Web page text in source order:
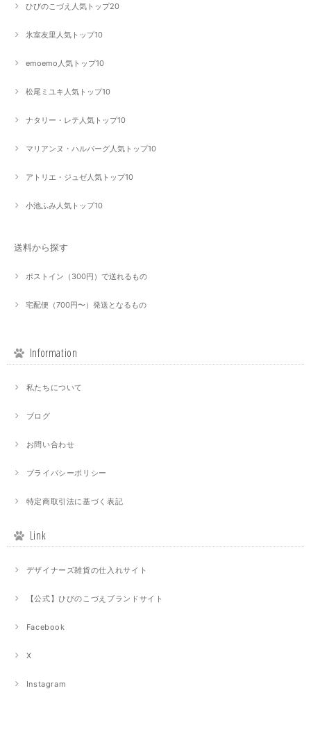
ひびのこづえ人気トップ20
氷室友里人気トップ10
emoemo人気トップ10
松尾ミユキ人気トップ10
ナタリー・レテ人気トップ10
マリアンヌ・ハルバーグ人気トップ10
アトリエ・ジュゼ人気トップ10
小池ふみ人気トップ10
送料から探す
ポストイン（300円）で送れるもの
宅配便（700円〜）発送となるもの
Information
私たちについて
ブログ
お問い合わせ
プライバシーポリシー
特定商取引法に基づく表記
Link
デザイナーズ雑貨の仕入れサイト
【公式】ひびのこづえブランドサイト
Facebook
X
Instagram